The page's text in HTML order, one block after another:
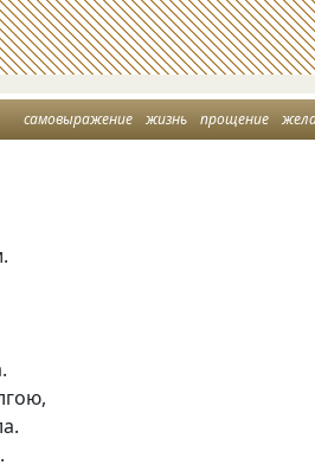
самовыражение жизнь прощение